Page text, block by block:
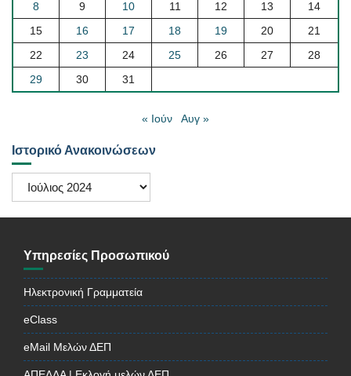
8
9 10 11 12 13
14
15
16 17 18 19 20
21
22
23 24 25 26 27
28
29
30 31
« Ιούν Αυγ »
Ιστορικό Ανακοινώσεων
Ιστορικό
Ανακοινώσεων
Υπηρεσίες Προσωπικού
Ηλεκτρονική Γραμματεία
eClass
eMail Μελών ΔΕΠ